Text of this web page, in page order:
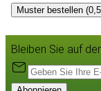
Muster bestellen
Bleiben Sie auf